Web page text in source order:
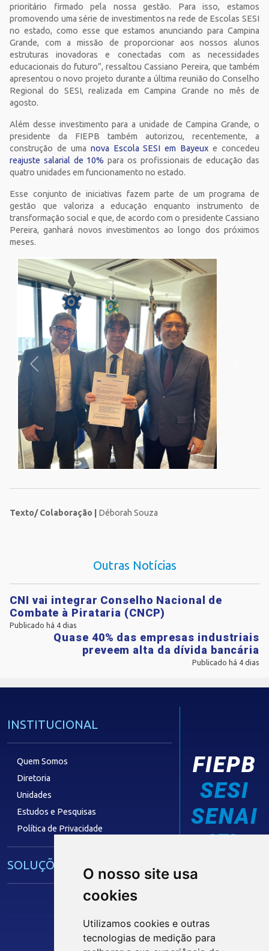
O nosso site usa
cookies
Utilizamos cookies e outras
tecnologias de medição para
prioritário firmado pela nossa gestão. Para isso, estamos
promovendo uma série de investimentos na rede de Escolas SESI
no estado, como esse que estamos anunciando para Campina
Grande, com a missão de proporcionar aos nossos alunos
estruturas inovadoras e conectadas com as necessidades
educacionais do futuro”, ressaltou Cassiano Pereira, que também
apresentou o novo projeto durante a última reunião do Conselho
Regional do SESI, realizada em Campina Grande no mês de
agosto.
Além desse investimento para a unidade de Campina Grande, o
presidente da FIEPB também autorizou, recentemente, a
construção de uma nova Escola SESI em Bayeuxe concedeu
reajuste salarial de 10% para os profissionais de educação das
quatro unidades em funcionamento no estado.
Esse conjunto de iniciativas fazem parte de um programa de
gestão que valoriza a educação enquanto instrumento de
transformação social e que, de acordo com o presidente Cassiano
Pereira, ganhará novos investimentos ao longo dos próximos
meses.
Texto/ Colaboração | Déborah Souza
Outras Notícias
CNI vai integrar Conselho Nacional de
Combate à Pirataria (CNCP)
Publicado há 4 dias
Quase 40% das empresas industriais
preveem alta da dívida bancária
Publicado há 4 dias
INSTITUCIONAL
Quem Somos
Diretoria
Unidades
Estudos e Pesquisas
Política de Privacidade
SOLUÇÕES E SERVIÇOS
Núcleo de Acesso ao Crédito
Centro Internacional de Negócios -
FIEPB
SESI
SENAI
IEL